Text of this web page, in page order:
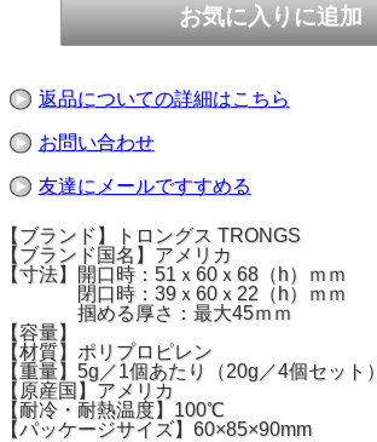
返品についての詳細はこちら
お問い合わせ
友達にメールですすめる
【ブランド】トロングス TRONGS
【ブランド国名】アメリカ
【寸法】開口時：51ｘ60ｘ68（h）ｍｍ
閉口時：39ｘ60ｘ22（h）ｍｍ
掴める厚さ：最大45ｍｍ
【容量】
【材質】ポリプロピレン
【重量】5g／1個あたり（20g／4個セット）
【原産国】アメリカ
【耐冷・耐熱温度】100℃
【パッケージサイズ】60×85×90mm